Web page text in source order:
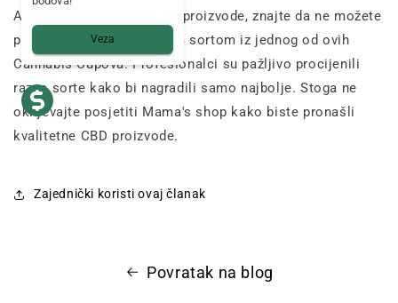
Ako želite
proizvode, znajte da ne možete
pogriješiti s pobjedničkom sortom iz jednog od ovih
Cannabis Cupova. Profesionalci su pažljivo procijenili
razne sorte kako bi nagradili samo najbolje. Stoga ne
oklijevajte posjetiti Mama's shop kako biste pronašli
kvalitetne CBD proizvode.
Zajednički koristi ovaj članak
Povratak na blog
Veza